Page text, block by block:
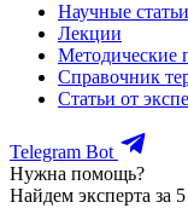
Научные статьи
Лекции
Методические
Справочник
Статьи от
Telegram Bot
Нужна помощь?
Найдем эксперта за